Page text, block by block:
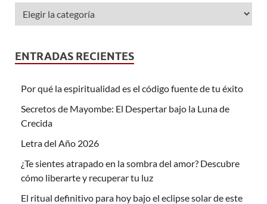
ENTRADAS RECIENTES
Por qué la espiritualidad es el código fuente de tu éxito
Secretos de Mayombe: El Despertar bajo la Luna de
Crecida
Letra del Año 2026
¿Te sientes atrapado en la sombra del amor? Descubre
cómo liberarte y recuperar tu luz
El ritual definitivo para hoy bajo el eclipse solar de este